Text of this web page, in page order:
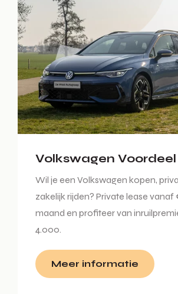
Volkswagen Voordeel
Wil je een Volkswagen kopen,
zakelijk rijden? Private lease vanaf
maand en profiteer van
4.000.
Meer informatie